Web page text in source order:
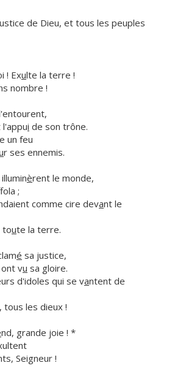
de Dieu, et tous les peuples
! Exulte la terre !
nombre !
i de son trône.
un feu
r ses ennemis.
èrent le monde,
;
comme cire devant le
toute la terre.
é sa justice,
vu sa gloire.
d'idoles qui se vantent de
, tous les dieux !
nd, grande joie ! *
Seigneur !